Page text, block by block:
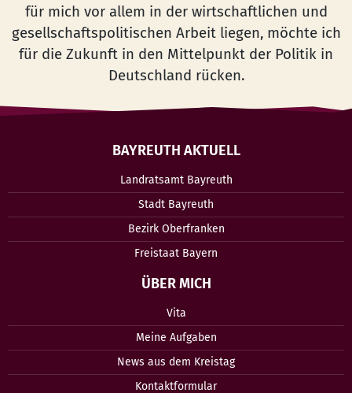
für mich vor allem in der wirtschaftlichen und
gesellschaftspolitischen Arbeit liegen, möchte ich
für die Zukunft in den Mittelpunkt der Politik in
Deutschland rücken.
BAYREUTH AKTUELL
Landratsamt Bayreuth
Stadt Bayreuth
Bezirk Oberfranken
Freistaat Bayern
ÜBER MICH
Vita
Meine Aufgaben
News aus dem Kreistag
Kontaktformular